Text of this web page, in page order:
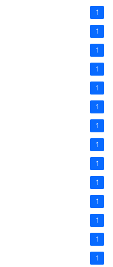
1
1
1
1
1
1
1
1
1
1
1
1
1
1